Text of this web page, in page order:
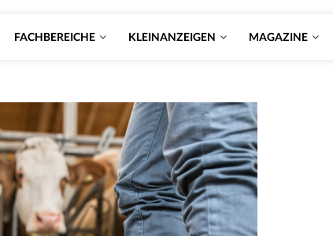
FACHBEREICHE KLEINANZEIGEN MAGAZINE